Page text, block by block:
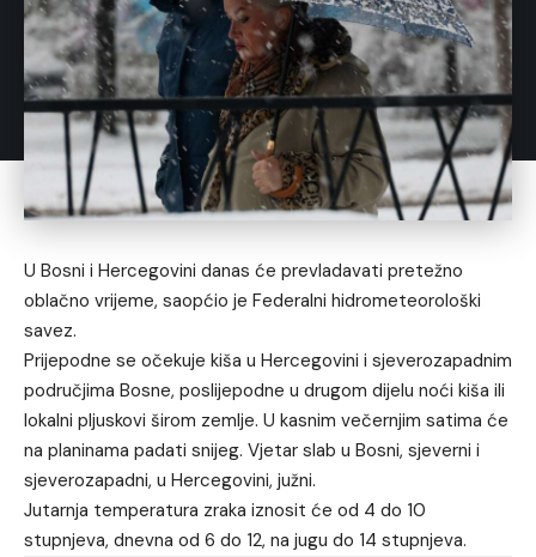
U Bosni i Hercegovini danas će prevladavati pretežno
oblačno vrijeme, saopćio je Federalni hidrometeorološki
savez.
Prijepodne se očekuje kiša u Hercegovini i sjeverozapadnim
područjima Bosne, poslijepodne u drugom dijelu noći kiša ili
lokalni pljuskovi širom zemlje. U kasnim večernjim satima će
na planinama padati snijeg. Vjetar slab u Bosni, sjeverni i
sjeverozapadni, u Hercegovini, južni.
Jutarnja temperatura zraka iznosit će od 4 do 10
stupnjeva, dnevna od 6 do 12, na jugu do 14 stupnjeva.